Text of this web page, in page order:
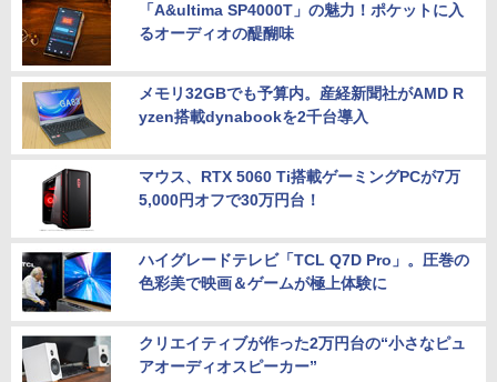
「A&ultima SP4000T」の魅力！ポケットに入
るオーディオの醍醐味
メモリ32GBでも予算内。産経新聞社がAMD R
yzen搭載dynabookを2千台導入
マウス、RTX 5060 Ti搭載ゲーミングPCが7万
5,000円オフで30万円台！
ハイグレードテレビ「TCL Q7D Pro」。圧巻の
色彩美で映画＆ゲームが極上体験に
クリエイティブが作った2万円台の“小さなピュ
アオーディオスピーカー”